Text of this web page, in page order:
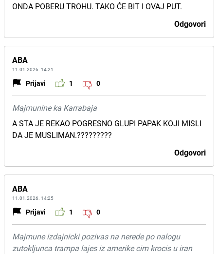
ONDA POBERU TROHU. TAKO ĆE BIT I OVAJ PUT.
Odgovori
ABA
11.01.2026. 14:21
Prijavi 1 0
Majmunine ka Karrabaja
A STA JE REKAO POGRESNO GLUPI PAPAK KOJI MISLI
DA JE MUSLIMAN.?????????
Odgovori
ABA
11.01.2026. 14:25
Prijavi 1 0
Majmune izdajnicki pozivas na nerede po nalogu
zutokljunca trampa lajes iz amerike cim krocis u iran